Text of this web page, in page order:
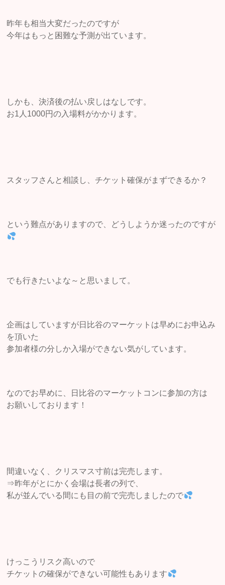
昨年も相当大変だったのですが
今年はもっと困難な予測が出ています。
しかも、決済後の払い戻しはなしです。
お1人1000円の入場料がかかります。
スタッフさんと相談し、チケット確保がまずできるか？
という難点がありますので、どうしようか迷ったのですが
でも行きたいよな～と思いまして。
企画はしていますが日比谷のマーケットは早めにお申込み
を頂いた
参加者様の分しか入場ができない気がしています。
なのでお早めに、日比谷のマーケットコンに参加の方は
お願いしております！
間違いなく、クリスマス寸前は完売します。
⇒昨年がとにかく会場は長者の列で、
私が並んでいる間にも目の前で完売しましたので
けっこうリスク高いので
チケットの確保ができない可能性もあります